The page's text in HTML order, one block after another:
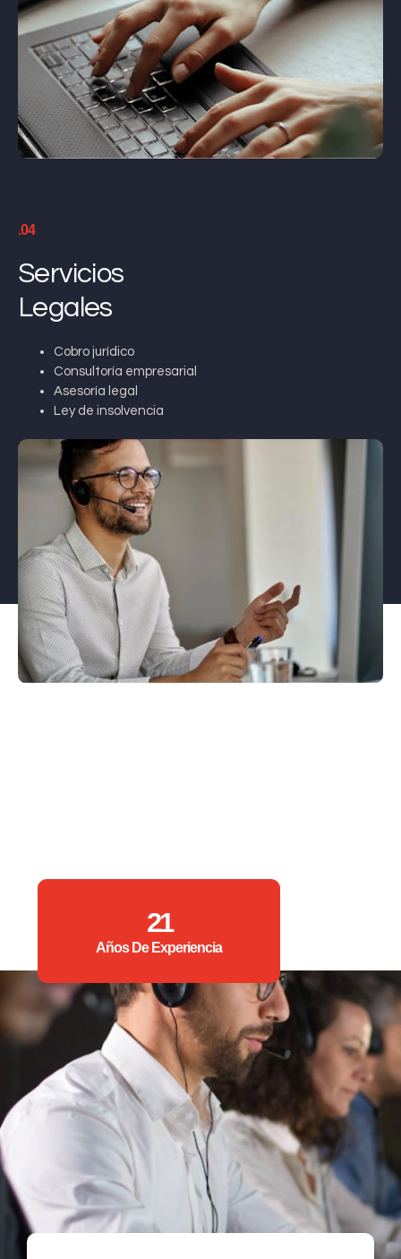
.04
Servicios
Legales
Cobro jurídico
Consultoría empresarial
Asesoría legal
Ley de insolvencia
21
Años De Experiencia